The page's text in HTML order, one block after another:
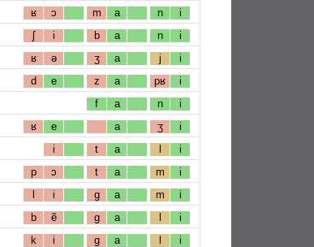
ʁ ɔ m a n i
ʃ i b a n i
ʁ ə ʒ a j i
d e z a pʁ i
f a n i
ʁ e a ʒ i
i t a l i
p ɔ t a m i
l i g a m i
b ẽ g a l i
k i g a l i